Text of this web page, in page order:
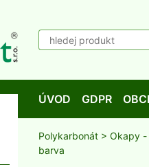
ÚVOD GDPR
Polykarbonát > Okapy -
barva